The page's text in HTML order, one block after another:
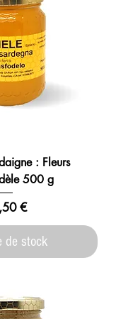
: Fleurs
500 g
€
de stock